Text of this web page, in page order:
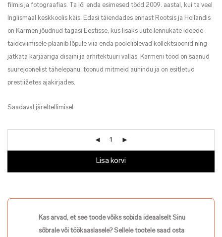
filmis ja fotograafias. Ta lõi enda esimesed tööd 2009. aastal, kui ta veel
Inglismaal keskkoolis käis. Edasi täiendades ennast Rootsis ja Hollandis
on Karmen jõudnud tagasi Eestisse, kus lisaks uute lennukate ideede
täideviimisele plaanib lõpule viia enda pooleliolevad kollektsioonid ning
jätkata karjääriga disaini ja arhitektuuri vallas. Karmeni tööd on saanud
suurejoonelist tähelepanu, toonud mitmeid auhindu ja on esitletud
prestiižetes ajakirjades.
Saadaval järeltellimisel
Lisa korvi
Kas arvad, et see toode võiks sobida ideaalselt Sinu
sõbrale või töökaaslasele? Sellele tootele saad osta